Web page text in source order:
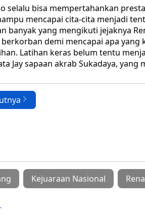
selalu bisa mempertahankan
mencapai cita-cita menjadi
banyak yang mengikuti jejaknya
demi mencapai apa
Latihan keras belum tentu
Jay sapaan akrab Sukadaya,
Kejuaraan Nasional